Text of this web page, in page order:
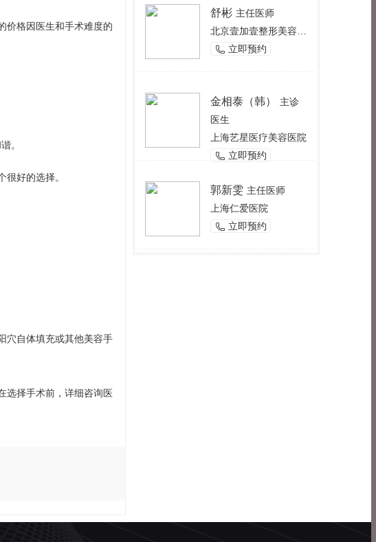
价格因医生和手术难度的
。
好的选择。
穴自体填充或其他美容手
选择手术前，详细咨询医
舒彬 主任医师
 立即预约
金相泰（韩）
主诊
医生
上海艺星医疗美容医院
 立即预约
郭新雯 主任医师
上海仁爱医院
 立即预约